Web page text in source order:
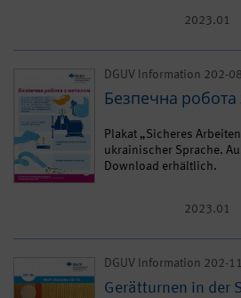
2023.01
DGUV Information 202-
Безпечна
Plakat „Sicheres
ukrainischer Sprache.
Download erhältlich.
2023.01
DGUV Information 202-
Gerätturnen in der